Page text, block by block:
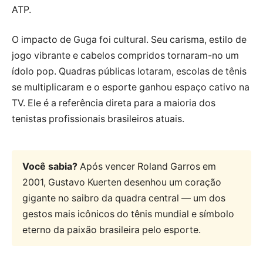
ATP.
O impacto de Guga foi cultural. Seu carisma, estilo de
jogo vibrante e cabelos compridos tornaram-no um
ídolo pop. Quadras públicas lotaram, escolas de tênis
se multiplicaram e o esporte ganhou espaço cativo na
TV. Ele é a referência direta para a maioria dos
tenistas profissionais brasileiros atuais.
Você sabia?Após vencer Roland Garros em
2001, Gustavo Kuerten desenhou um coração
gigante no saibro da quadra central — um dos
gestos mais icônicos do tênis mundial e símbolo
eterno da paixão brasileira pelo esporte.